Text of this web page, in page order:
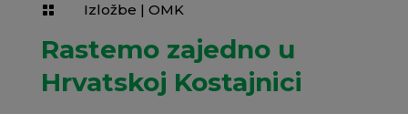
 Izložbe | OMK
Rastemo zajedno u
Hrvatskoj Kostajnici